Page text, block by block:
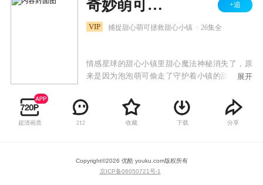
奇妙萌可之魔法甜心 +追
VIP 捕捉甜心萌可拯救甜心小镇 26集全
情感星球的甜心小镇里甜心魔法神秘消失了，原
来是因为泡泡萌可偷走了守护着小镇的甜心水晶
萌可们都吸了进去，传送到了夏妮镇。皇室萌
可、闪闪萌可、绵绵萌可、软软萌可为了拯救甜
心小镇，来到地球寻找乐美公主的帮助。乐美在
章！
展开
超清画质 212 收藏 下载 分享
Copyright©2026 优酷 youku.com版权所有
京ICP备06050721号-1